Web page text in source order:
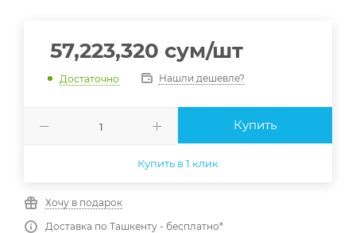
57,223,320 сум/шт
Достаточно Нашли дешевле?
Купить
Купить в 1 клик
Хочу в подарок
Доставка по Ташкенту - бесплатно*